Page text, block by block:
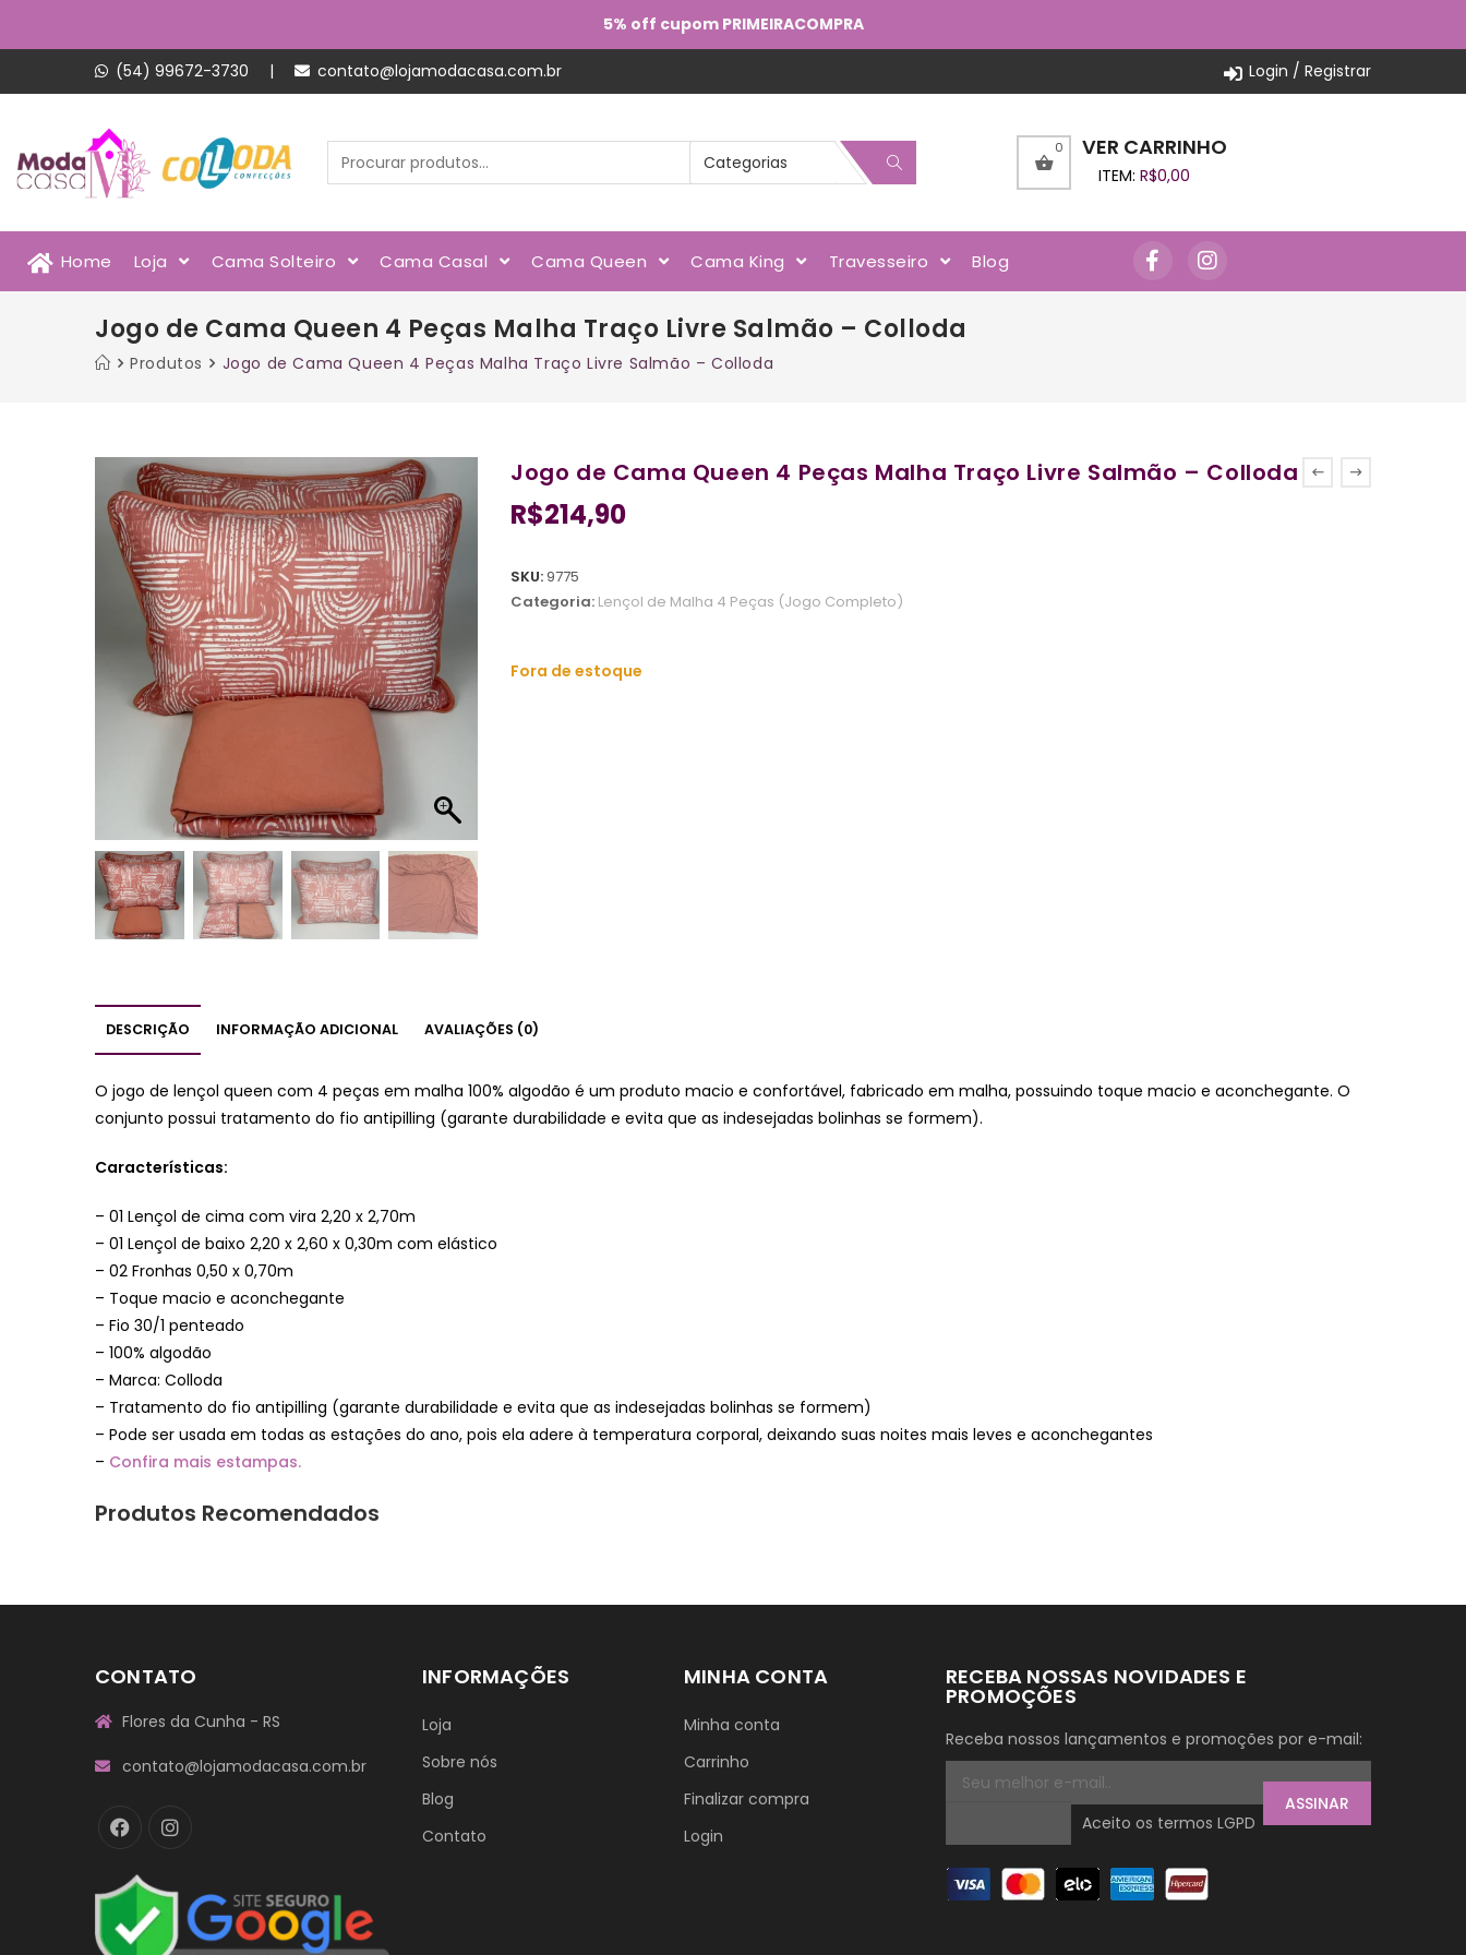
5% off cupom PRIMEIRACOMPRA
Login / Registrar
(54) 99672-3730 | contato@lojamodacasa.com.br
0 VER CARRINHO
ITEM: R$0,00
Home Loja Cama Solteiro Cama Casal Cama Queen Cama King Travesseiro Blog
Jogo de Cama Queen 4 Peças Malha Traço Livre Salmão – Colloda
Produtos Jogo de Cama Queen 4 Peças Malha Traço Livre Salmão – Colloda
Jogo de Cama Queen 4 Peças Malha Traço Livre Salmão – Colloda
R$214,90
SKU:9775
Categoria: Lençol de Malha 4 Peças (Jogo Completo)
Fora de estoque
DESCRIÇÃO INFORMAÇÃO ADICIONAL AVALIAÇÕES (0)
O jogo de lençol queen com 4 peças em malha 100% algodão é um produto macio e confortável, fabricado em malha, possuindo toque macio e aconchegante. O
conjunto possui tratamento do fio antipilling (garante durabilidade e evita que as indesejadas bolinhas se formem).
Características:
– 01 Lençol de cima com vira 2,20 x 2,70m
– 01 Lençol de baixo 2,20 x 2,60 x 0,30m com elástico
– 02 Fronhas 0,50 x 0,70m
– Toque macio e aconchegante
– Fio 30/1 penteado
– 100% algodão
– Marca: Colloda
– Tratamento do fio antipilling (garante durabilidade e evita que as indesejadas bolinhas se formem)
– Pode ser usada em todas as estações do ano, pois ela adere à temperatura corporal, deixando suas noites mais leves e aconchegantes
– Confira mais estampas.
Produtos Recomendados
CONTATO
Flores da Cunha - RS
contato@lojamodacasa.com.br
INFORMAÇÕES
Loja
Sobre nós
Blog
Contato
MINHA CONTA
Minha conta
Carrinho
Finalizar compra
Login
RECEBA NOSSAS NOVIDADES E
PROMOÇÕES
Receba nossos lançamentos e promoções por e-mail:
ASSINAR
Aceito os termos LGPD